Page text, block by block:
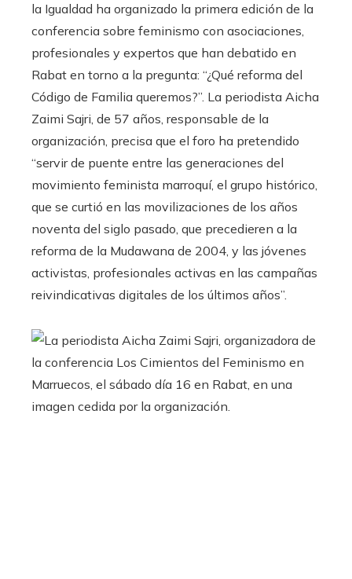
la Igualdad ha organizado la primera edición de la
conferencia sobre feminismo con asociaciones,
profesionales y expertos que han debatido en
Rabat en torno a la pregunta: “¿Qué reforma del
Código de Familia queremos?”. La periodista Aicha
Zaimi Sajri, de 57 años, responsable de la
organización, precisa que el foro ha pretendido
“servir de puente entre las generaciones del
movimiento feminista marroquí, el grupo histórico,
que se curtió en las movilizaciones de los años
noventa del siglo pasado, que precedieren a la
reforma de la Mudawana de 2004, y las jóvenes
activistas, profesionales activas en las campañas
reivindicativas digitales de los últimos años”.